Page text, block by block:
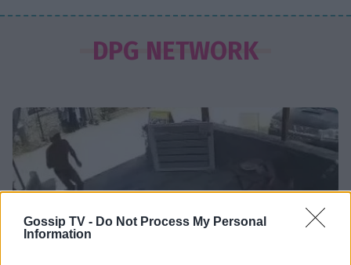
Gossip TV - Do Not Process My Personal
Information
Γιώτα Κηπουρού: Επιστρέφει τελικά
στο «Πρωινό» στο πλευρό του
SHOWBIZ
Μαρία Ηλιάκη: Η προσωπική νίκη
στις διακοπές και η μάχη με τη
διάσπαση προσοχής μετά την
DPG NETWORK